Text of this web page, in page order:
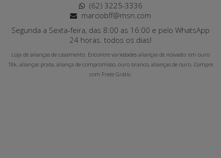
(62) 3225-3336
marciobff@msn.com
Segunda a Sexta-feira, das 8:00 as 16:00 e pelo WhatsApp
24 horas. todos os dias!
Loja de alianças de casamento. Encontre variedades alianças de noivado: em ouro
18k, alianças prata, aliança de compromisso, ouro branco, alianças de ouro. Compre
com Frete Grátis.